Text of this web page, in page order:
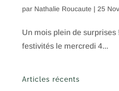
par Nathalie Roucaute | 25
Un mois plein de surprises
festivités le mercredi 4...
Articles récents